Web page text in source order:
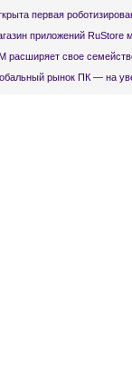
первая
приложений RuStore
расширяет свое
рынок ПК — на